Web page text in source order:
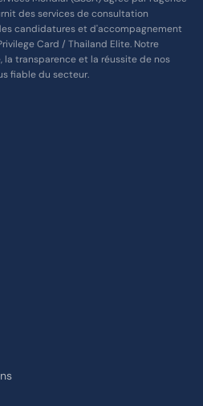
des services de consultation
candidatures et d'accompagnement
Card / Thailand Elite. Notre
la transparence et la réussite de nos
fiable du secteur.